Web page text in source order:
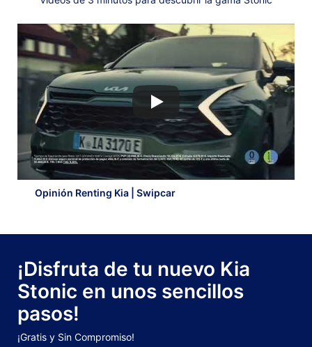
Opinión Renting Kia | Swipcar
¡Disfruta de tu nuevo Kia
Stonic en unos sencillos
pasos!
¡Gratis y Sin Compromiso!